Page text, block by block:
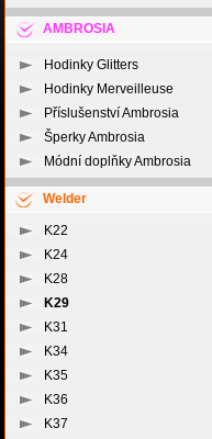
AMBROSIA
Hodinky Glitters
Hodinky Merveilleuse
Příslušenství Ambrosia
Šperky Ambrosia
Módní doplňky Ambrosia
Welder
K22
K24
K28
K29
K31
K34
K35
K36
K37